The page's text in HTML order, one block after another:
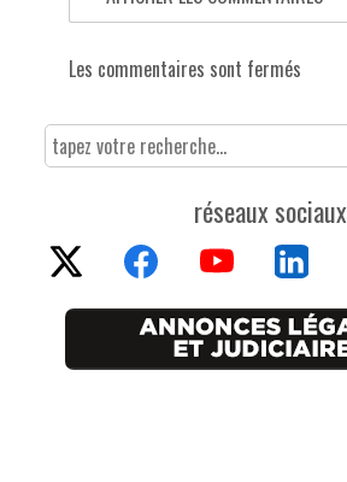
Les commentaires sont fermés
réseaux sociaux